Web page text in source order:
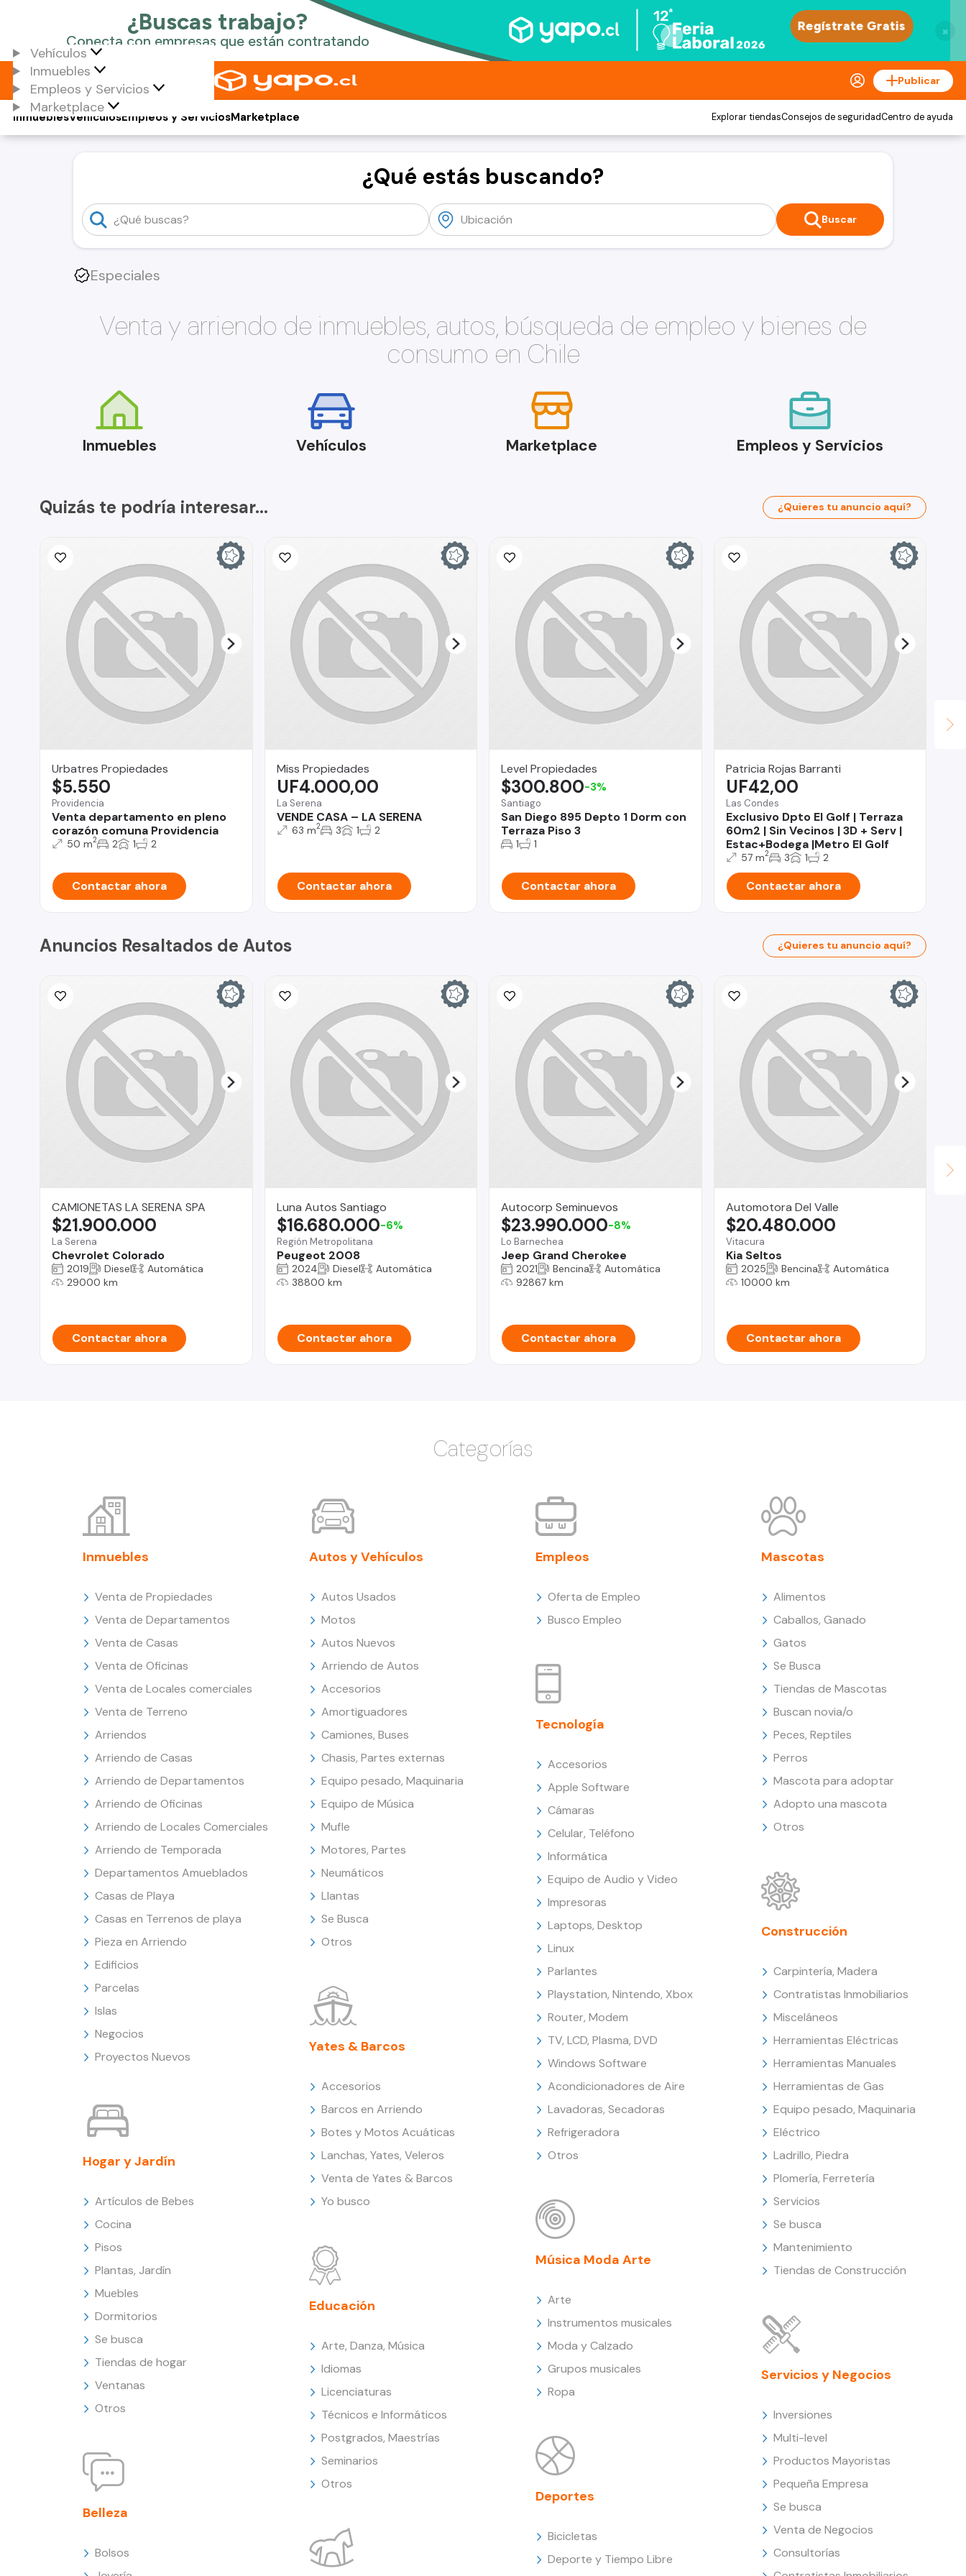
×
Vehículos
Inmuebles
Empleos y Servicios
Marketplace
Publicar
Vehículos
Inmuebles Empleos y ServiciosMarketplace Explorar tiendasConsejos de seguridadCentro de ayuda
¿Qué estás buscando?
Buscar
Especiales
Venta y arriendo de inmuebles, autos, búsqueda de empleo y bienes de
consumo en Chile
Inmuebles Vehículos Marketplace Empleos y Servicios
Quizás te podría interesar... ¿Quieres tu anuncio aquí?
Urbatres Propiedades
Providencia
Venta departamento en pleno
corazón comuna Providencia
$5.550
50 m2 2 1 2
Contactar ahora
Miss Propiedades
La Serena
VENDE CASA – LA SERENA
UF4.000,00
63 m2 3 1 2
Contactar ahora
Level Propiedades
Santiago
San Diego 895 Depto 1 Dorm con
Terraza Piso 3
$300.800-3%
1 1
Contactar ahora
Patricia Rojas Barranti
Las Condes
Exclusivo Dpto El Golf | Terraza
60m2 | Sin Vecinos | 3D + Serv |
Estac+Bodega |Metro El Golf
UF42,00
57 m2 3 1 2
Contactar ahora
Anuncios Resaltados de Autos ¿Quieres tu anuncio aquí?
CAMIONETAS LA SERENA SPA
La Serena
Chevrolet Colorado
$21.900.000
2019 Diesel
Automática
29000 km
Contactar ahora
Luna Autos Santiago
Región Metropolitana
Peugeot 2008
$16.680.000-6%
2024 Diesel
Automática
38800 km
Contactar ahora
Autocorp Seminuevos
Lo Barnechea
Jeep Grand Cherokee
$23.990.000-8%
2021 Bencina
Automática
92867 km
Contactar ahora
Automotora Del Valle
Vitacura
Kia Seltos
$20.480.000
2025 Bencina
Automática
10000 km
Contactar ahora
Categorías
Inmuebles
Venta de Propiedades
Venta de Departamentos
Venta de Casas
Venta de Oficinas
Venta de Locales comerciales
Venta de Terreno
Arriendos
Arriendo de Casas
Arriendo de Departamentos
Arriendo de Oficinas
Arriendo de Locales Comerciales
Arriendo de Temporada
Departamentos Amueblados
Casas de Playa
Casas en Terrenos de playa
Pieza en Arriendo
Edificios
Parcelas
Islas
Negocios
Proyectos Nuevos
Hogar y Jardín
Artículos de Bebes
Cocina
Pisos
Plantas, Jardín
Muebles
Dormitorios
Se busca
Tiendas de hogar
Ventanas
Otros
Belleza
Bolsos
Autos y Vehículos
Autos Usados
Motos
Autos Nuevos
Arriendo de Autos
Accesorios
Amortiguadores
Camiones, Buses
Chasis, Partes externas
Equipo pesado, Maquinaria
Equipo de Música
Mufle
Motores, Partes
Neumáticos
Llantas
Se Busca
Otros
Yates & Barcos
Accesorios
Barcos en Arriendo
Botes y Motos Acuáticas
Lanchas, Yates, Veleros
Venta de Yates & Barcos
Yo busco
Educación
Arte, Danza, Música
Idiomas
Licenciaturas
Técnicos e Informáticos
Postgrados, Maestrías
Seminarios
Otros
Empleos
Oferta de Empleo
Busco Empleo
Tecnología
Accesorios
Apple Software
Cámaras
Celular, Teléfono
Informática
Equipo de Audio y Video
Impresoras
Laptops, Desktop
Linux
Parlantes
Playstation, Nintendo, Xbox
Router, Modem
TV, LCD, Plasma, DVD
Windows Software
Acondicionadores de Aire
Lavadoras, Secadoras
Refrigeradora
Otros
Música Moda Arte
Arte
Instrumentos musicales
Moda y Calzado
Grupos musicales
Ropa
Deportes
Bicicletas
Deporte y Tiempo Libre
Mascotas
Alimentos
Caballos, Ganado
Gatos
Se Busca
Tiendas de Mascotas
Buscan novia/o
Peces, Reptiles
Perros
Mascota para adoptar
Adopto una mascota
Otros
Construcción
Carpintería, Madera
Contratistas Inmobiliarios
Misceláneos
Herramientas Eléctricas
Herramientas Manuales
Herramientas de Gas
Equipo pesado, Maquinaria
Eléctrico
Ladrillo, Piedra
Plomería, Ferretería
Servicios
Se busca
Mantenimiento
Tiendas de Construcción
Servicios y Negocios
Inversiones
Multi-level
Productos Mayoristas
Pequeña Empresa
Se busca
Venta de Negocios
Consultorías